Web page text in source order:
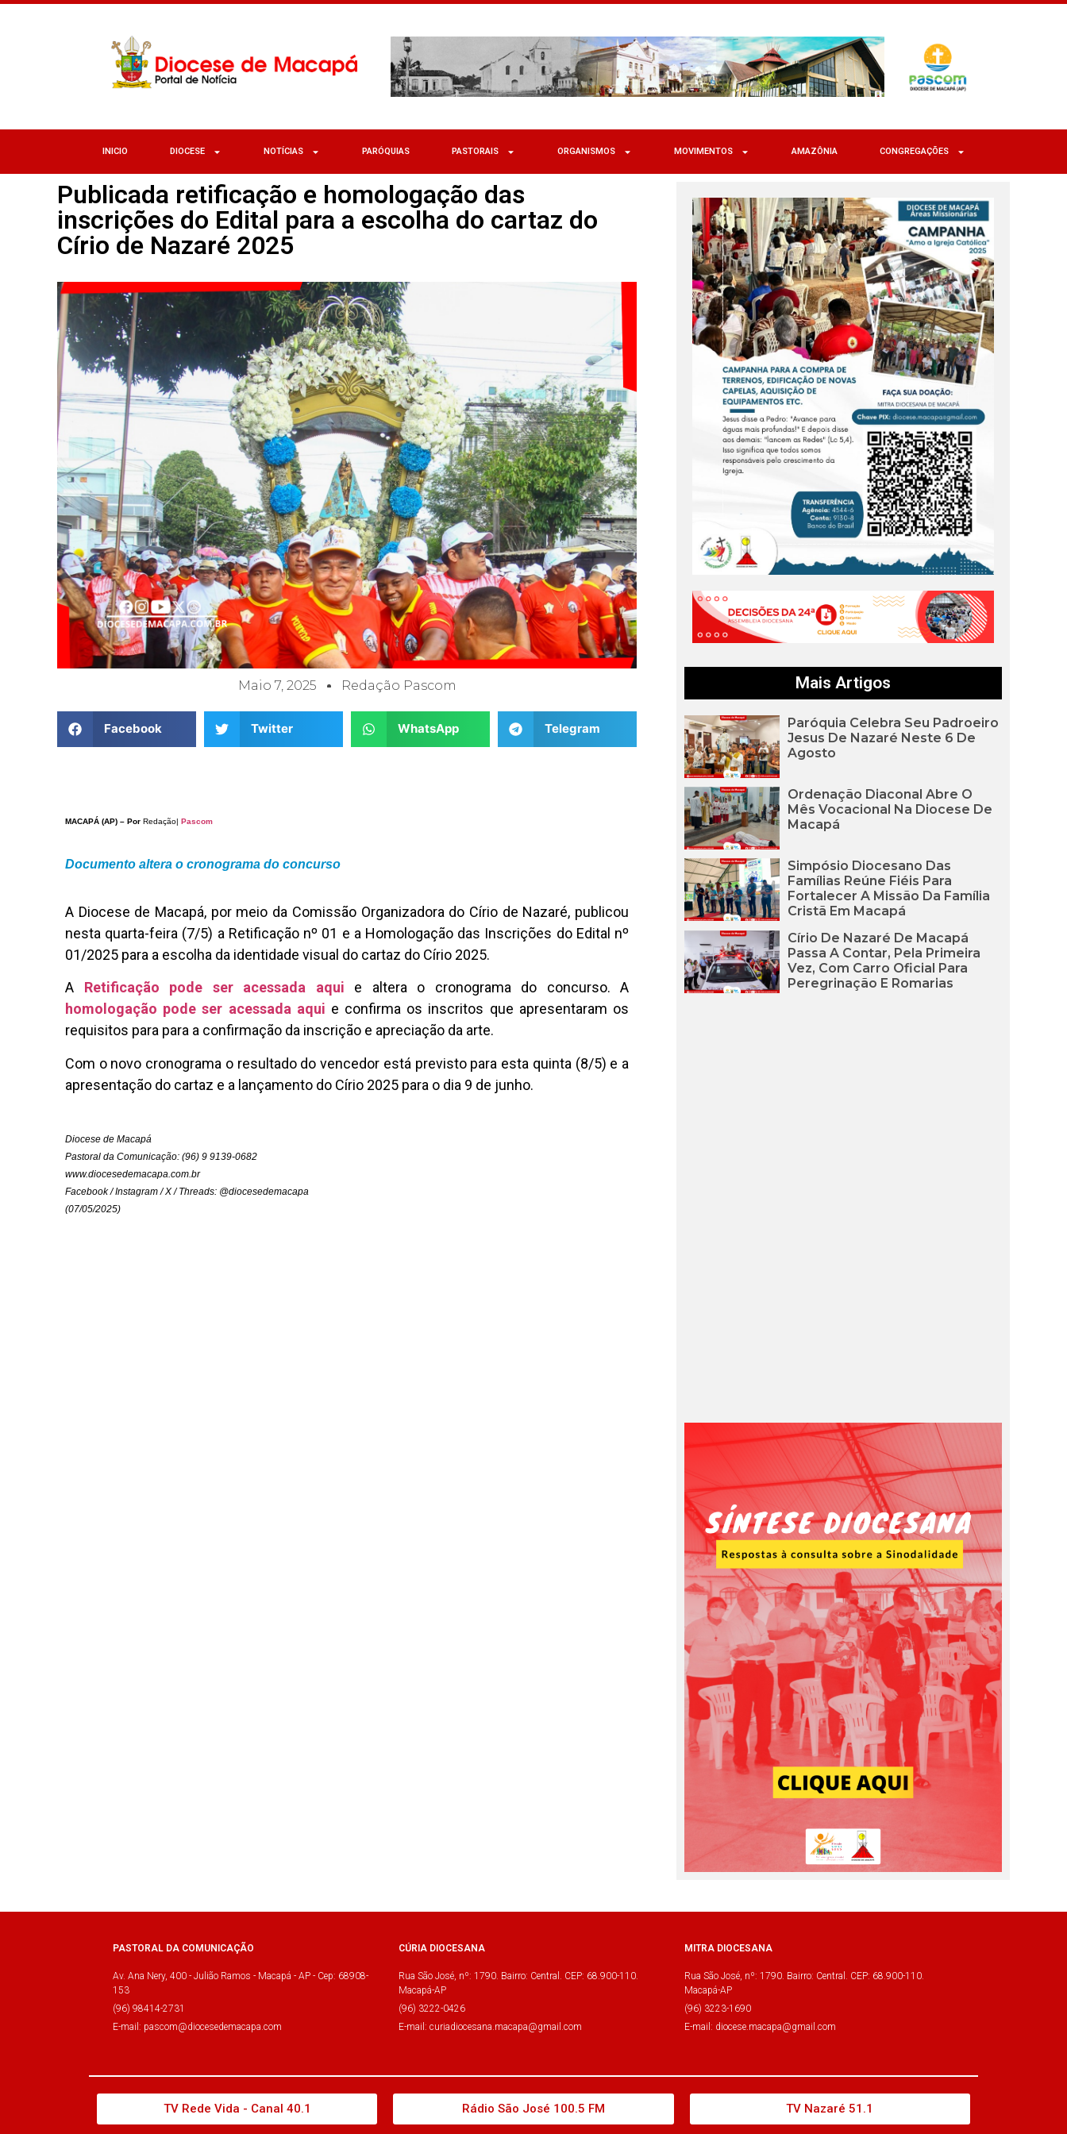
INICIO DIOCESE NOTÍCIAS PARÓQUIAS PASTORAIS ORGANISMOS MOVIMENTOS AMAZÔNIA CONGREGAÇÕES
Publicada retificação e homologação das
inscrições do Edital para a escolha do cartaz do
Círio de Nazaré 2025
Maio 7, 2025 Redação Pascom
Facebook Twitter WhatsApp Telegram
MACAPÁ (AP) – Por Redação| Pascom
Documento altera o cronograma do concurso
A Diocese de Macapá, por meio da Comissão Organizadora do Círio de Nazaré, publicou
nesta quarta-feira (7/5) a Retificação nº 01 e a Homologação das Inscrições do Edital nº
01/2025 para a escolha da identidade visual do cartaz do Círio 2025.
A Retificação pode ser acessada aqui e altera o cronograma do concurso. A
homologação pode ser acessada aqui e confirma os inscritos que apresentaram os
requisitos para para a confirmação da inscrição e apreciação da arte.
Com o novo cronograma o resultado do vencedor está previsto para esta quinta (8/5) e a
apresentação do cartaz e a lançamento do Círio 2025 para o dia 9 de junho.
Diocese de Macapá
Pastoral da Comunicação: (96) 9 9139-0682
www.diocesedemacapa.com.br
Facebook / Instagram / X / Threads: @diocesedemacapa
(07/05/2025)
Mais Artigos
Paróquia Celebra Seu Padroeiro
Jesus De Nazaré Neste 6 De
Agosto
Ordenação Diaconal Abre O
Mês Vocacional Na Diocese De
Macapá
Simpósio Diocesano Das
Famílias Reúne Fiéis Para
Fortalecer A Missão Da Família
Cristã Em Macapá
Círio De Nazaré De Macapá
Passa A Contar, Pela Primeira
Vez, Com Carro Oficial Para
Peregrinação E Romarias
PASTORAL DA COMUNICAÇÃO
Av. Ana Nery, 400 - Julião Ramos - Macapá - AP - Cep: 68908-
153
(96) 98414-2731
E-mail: pascom@diocesedemacapa.com
CÚRIA DIOCESANA
Rua São José, nº: 1790. Bairro: Central. CEP: 68.900-110.
Macapá-AP
(96) 3222-0426
E-mail: curiadiocesana.macapa@gmail.com
MITRA DIOCESANA
Rua São José, nº: 1790. Bairro: Central. CEP: 68.900-110.
Macapá-AP
(96) 3223-1690
E-mail: diocese.macapa@gmail.com
TV Rede Vida - Canal 40.1 Rádio São José 100.5 FM TV Nazaré 51.1